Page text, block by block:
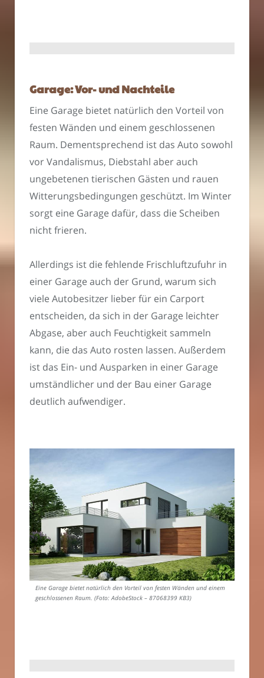
Garage: Vor- und Nachteile
Eine Garage bietet natürlich den Vorteil von
festen Wänden und einem geschlossenen
Raum. Dementsprechend ist das Auto sowohl
vor Vandalismus, Diebstahl aber auch
ungebetenen tierischen Gästen und rauen
Witterungsbedingungen geschützt. Im Winter
sorgt eine Garage dafür, dass die Scheiben
nicht frieren.
Allerdings ist die fehlende Frischluftzufuhr in
einer Garage auch der Grund, warum sich
viele Autobesitzer lieber für ein Carport
entscheiden, da sich in der Garage leichter
Abgase, aber auch Feuchtigkeit sammeln
kann, die das Auto rosten lassen. Außerdem
ist das Ein- und Ausparken in einer Garage
umständlicher und der Bau einer Garage
deutlich aufwendiger.
Eine Garage bietet natürlich den Vorteil von festen Wänden und einem
geschlossenen Raum. (Foto: AdobeStock – 87068399 KB3)